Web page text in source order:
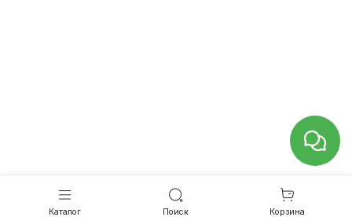
Каталог Поиск Корзина